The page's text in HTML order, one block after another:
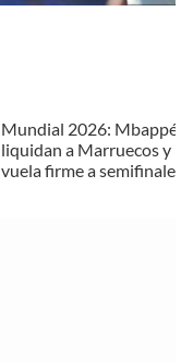
Mundial 2026: Mbappé y
liquidan a Marruecos y
vuela firme a semifinales